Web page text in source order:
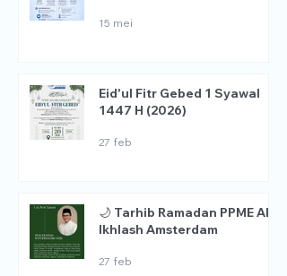
15 mei
Eid'ul Fitr Gebed 1 Syawal
1447 H (2026)
27 feb
🌙 Tarhib Ramadan PPME Al
Ikhlash Amsterdam
27 feb